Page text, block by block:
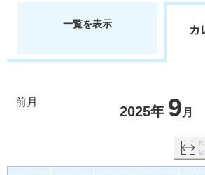
一覧を表示 カ
前月
2025年 9 月